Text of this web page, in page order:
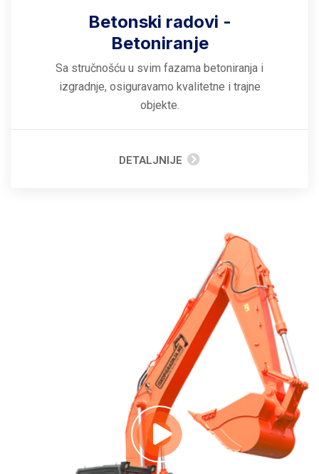
Betonski radovi -
Betoniranje
Sa stručnošću u svim fazama betoniranja i
izgradnje, osiguravamo kvalitetne i trajne
objekte.
DETALJNIJE